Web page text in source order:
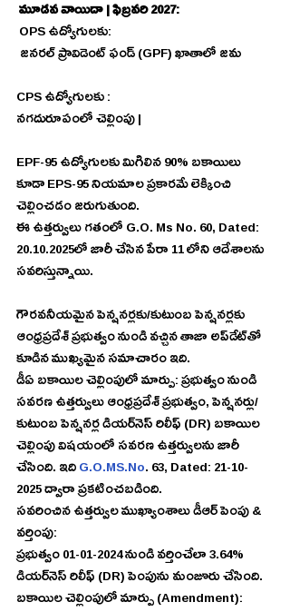
మూడవ వాయిదా | ఫిబ్రవరి 2027:
OPS ఉద్యోగులకు:
జనరల్ ప్రావిడెంట్ ఫండ్ (GPF) ఖాతాలో జమ
CPS ఉద్యోగులకు :
నగదురూపంలో చెల్లింపు |
EPF-95 ఉద్యోగులకు మిగిలిన 90% బకాయిలు
కూడా EPS-95 నియమాల ప్రకారమే లెక్కించి
చెల్లించడం జరుగుతుంది.
ఈ ఉత్తర్వులు గతంలో G.O. Ms No. 60, Dated:
20.10.2025లో జారీ చేసిన పేరా 11 లోని ఆదేశాలను
సవరిస్తున్నాయి.
గౌరవనీయమైన పెన్షనర్లకు/కుటుంబ పెన్షనర్లకు
ఆంధ్రప్రదేశ్ ప్రభుత్వం నుండి వచ్చిన తాజా అప్‌డేట్‌తో
కూడిన ముఖ్యమైన సమాచారం ఇది.
డీఏ బకాయిల చెల్లింపులో మార్పు: ప్రభుత్వం నుండి
సవరణ ఉత్తర్వులు ఆంధ్రప్రదేశ్ ప్రభుత్వం, పెన్షనర్లు/
కుటుంబ పెన్షనర్ల డియర్‌నెస్ రిలీఫ్ (DR) బకాయిల
చెల్లింపు విషయంలో సవరణ ఉత్తర్వులను జారీ
చేసింది. ఇది G.O.MS.No. 63, Dated: 21-10-
2025 ద్వారా ప్రకటించబడింది.
సవరించిన ఉత్తర్వుల ముఖ్యాంశాలు డీఆర్‌ పెంపు &
వర్తింపు:
ప్రభుత్వం 01-01-2024 నుండి వర్తించేలా 3.64%
డియర్‌నెస్ రిలీఫ్ (DR) పెంపును మంజూరు చేసింది.
బకాయిల చెల్లింపులో మార్పు (Amendment):